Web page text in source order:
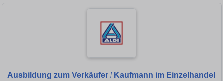
Ausbildung zum Verkäufer / Kaufmann im Einzelhandel